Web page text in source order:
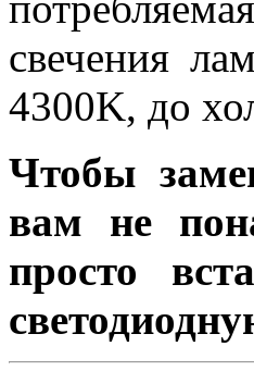
свечения
4300K, до
Чтобы
вам не
просто